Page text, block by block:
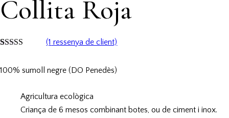
Collita Roja
funció d'
(1 ressenya de client)
100% sumoll negre (DO Penedès)
Agricultura ecològica
Criança de 6 mesos combinant botes, ou de ciment i inox.